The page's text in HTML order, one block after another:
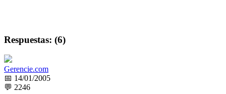
Respuestas: (6)
Gerencie.com
📅 14/01/2005
💬 2246